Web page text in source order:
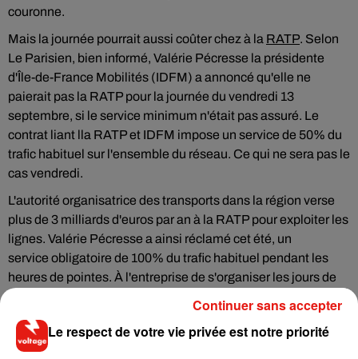
couronne.
Mais la journée pourrait aussi coûter chez à la RATP. Selon
Le Parisien, bien informé, Valérie Pécresse la présidente
d'Île-de-France Mobilités (IDFM) a annoncé qu'elle ne
paierait pas la RATP pour la journée du vendredi 13
septembre, si le service minimum n'était pas assuré. Le
contrat liant lla RATP et IDFM impose un service de 50% du
trafic habituel sur l'ensemble du réseau. Ce qui ne sera pas le
cas vendredi.
L'autorité organisatrice des transports dans la région verse
plus de 3 milliards d'euros par an à la RATP pour exploiter les
lignes. Valérie Pécresse a ainsi réclamé cet été, un
service obligatoire de 100% du trafic habituel pendant les
heures de pointes. À l'entreprise de s'organiser les jours de
syndicats car tout le monde n’a pas le permis de conduire un
métro. CQFD.
Le respect de votre vie privée est notre priorité
Continuer sans accepter